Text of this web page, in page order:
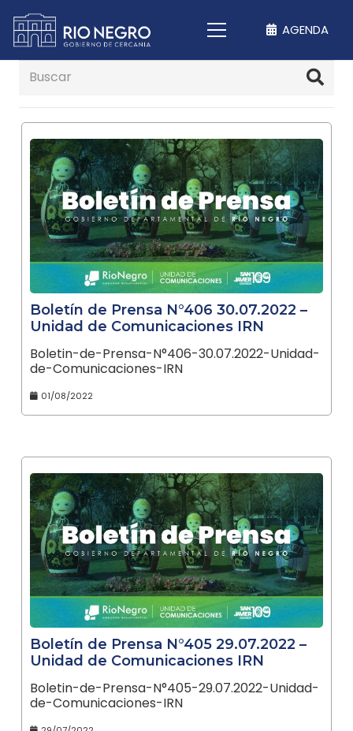
AGENDA
Boletín de Prensa N°406 30.07.2022 –
Unidad de Comunicaciones IRN
Boletin-de-Prensa-N°406-30.07.2022-Unidad-
de-Comunicaciones-IRN
01/08/2022
Boletín de Prensa N°405 29.07.2022 –
Unidad de Comunicaciones IRN
Boletin-de-Prensa-N°405-29.07.2022-Unidad-
de-Comunicaciones-IRN